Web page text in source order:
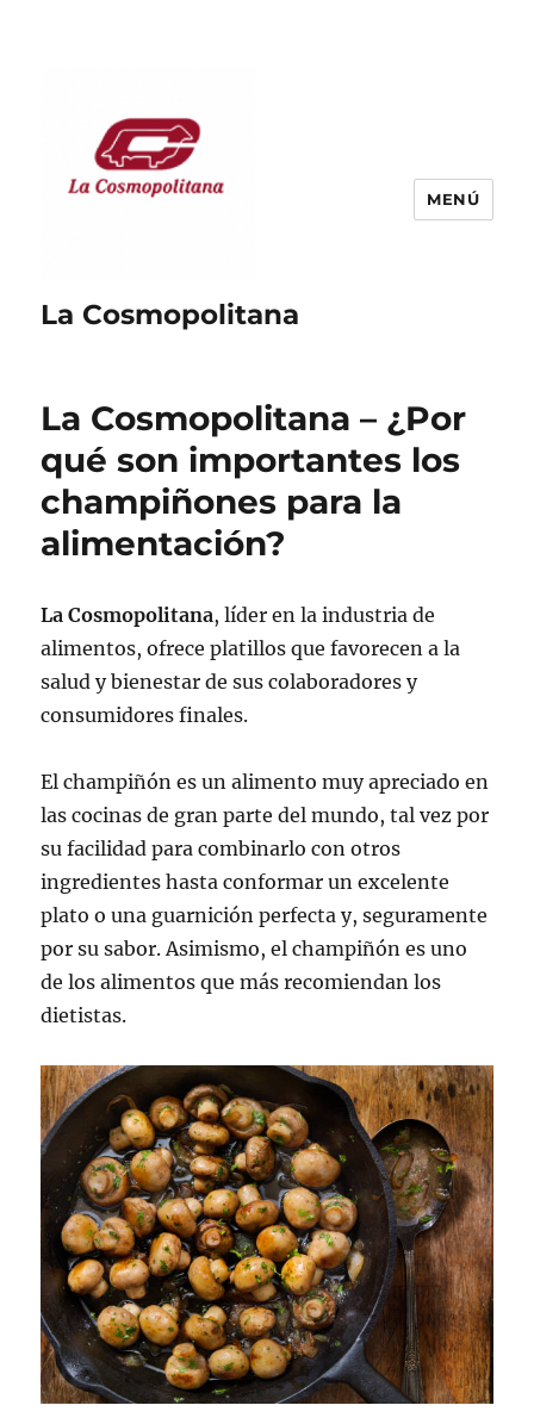
La Cosmopolitana
MENÚ
La Cosmopolitana – ¿Por
qué son importantes los
champiñones para la
alimentación?
La Cosmopolitana, líder en la industria de
alimentos, ofrece platillos que favorecen a la
salud y bienestar de sus colaboradores y
consumidores finales.
El champiñón es un alimento muy apreciado en
las cocinas de gran parte del mundo, tal vez por
su facilidad para combinarlo con otros
ingredientes hasta conformar un excelente
plato o una guarnición perfecta y, seguramente
por su sabor. Asimismo, el champiñón es uno
de los alimentos que más recomiendan los
dietistas.